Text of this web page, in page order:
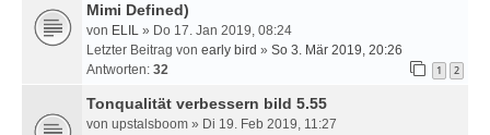
Mimi Defined)
von ELIL » Do 17. Jan 2019, 08:24
Letzter Beitrag von early bird » So 3. Mär 2019, 20:26
Antworten: 32 1 2
Tonqualität verbessern bild 5.55
von upstalsboom » Di 19. Feb 2019, 11:27